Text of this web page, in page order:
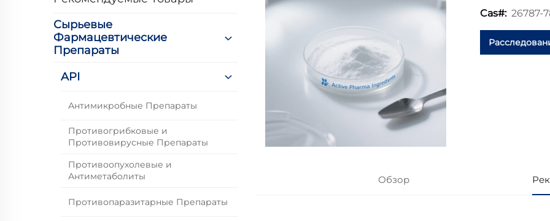
Сырьевые
Фармацевтические
Препараты
API
Антимикробные Препараты
Противогрибковые и
Противовирусные Препараты
Противоопухолевые и
Антиметаболиты
Противопаразитарные Препараты
Cas#: 26787-
Обзор